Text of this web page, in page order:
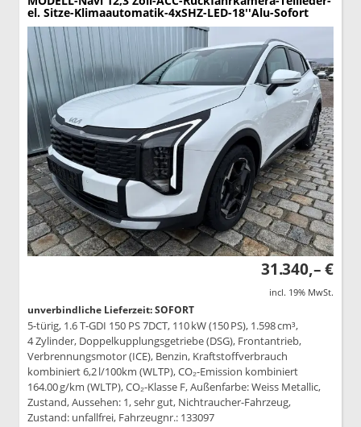
el. Sitze-Klimaautomatik-4xSHZ-LED-18''Alu-Sofort
31.340,– €
incl. 19% MwSt.
unverbindliche Lieferzeit: SOFORT
5-türig, 1.6 T-GDI 150 PS 7DCT, 110 kW (150 PS), 1.598 cm³,
4 Zylinder, Doppelkupplungsgetriebe (DSG), Frontantrieb,
Verbrennungsmotor (ICE), Benzin, Kraftstoffverbrauch
kombiniert 6,2 l/100km (WLTP), CO₂-Emission kombiniert
164.00 g/km (WLTP), CO₂-Klasse F, Außenfarbe: Weiss Metallic,
Zustand, Aussehen: 1, sehr gut, Nichtraucher-Fahrzeug,
Zustand: unfallfrei, Fahrzeugnr.: 133097